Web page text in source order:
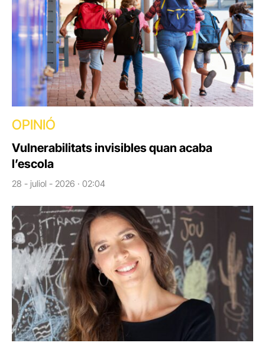
OPINIÓ
Vulnerabilitats invisibles quan acaba
l’escola
28 - juliol - 2026 · 02:04